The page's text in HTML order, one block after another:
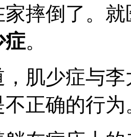
摔倒了。
症。
，肌少症与
正确的行为